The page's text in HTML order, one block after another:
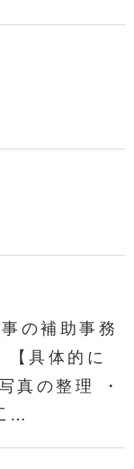
の補助事務
【具体的に
真の整理 ・
…